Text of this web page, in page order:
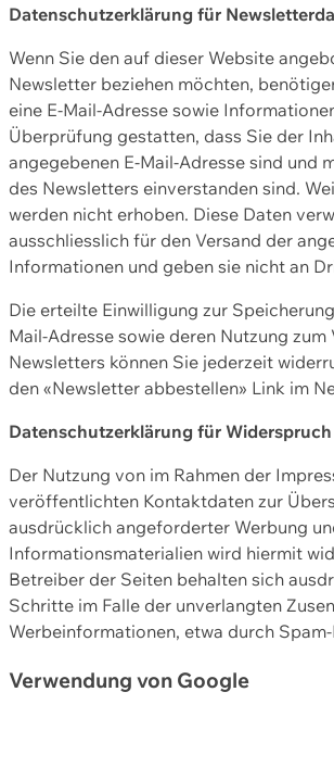
Datenschutzerklärung für
Wenn Sie den auf dieser Website
Newsletter beziehen möchten,
eine E-Mail-Adresse sowie
Überprüfung gestatten, dass Sie der
angegebenen E-Mail-Adresse sind und
des Newsletters einverstanden sind.
werden nicht erhoben. Diese Daten
ausschliesslich für den Versand der
Informationen und geben sie nicht an
Die erteilte Einwilligung zur
Mail-Adresse sowie deren Nutzung zum
Newsletters können Sie jederzeit
den «Newsletter abbestellen» Link im
Datenschutzerklärung für
Der Nutzung von im Rahmen der
veröffentlichten Kontaktdaten zur
ausdrücklich angeforderter Werbung
Informationsmaterialien wird hiermit
Betreiber der Seiten behalten sich
Schritte im Falle der unverlangten
Werbeinformationen, etwa durch Spam-
Verwendung von Google